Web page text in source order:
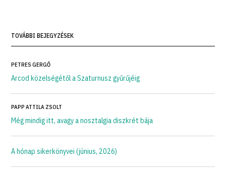
TOVÁBBI BEJEGYZÉSEK
PETRES GERGŐ
Arcod közelségétől a Szaturnusz gyűrűjéig
PAPP ATTILA ZSOLT
Még mindig itt, avagy a nosztalgia diszkrét bája
A hónap sikerkönyvei (június, 2026)